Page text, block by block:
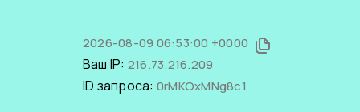
2026-08-09 06:53:00 +0000
Ваш IP: 216.73.216.209
ID запроса: 0rMKOxMNg8c1